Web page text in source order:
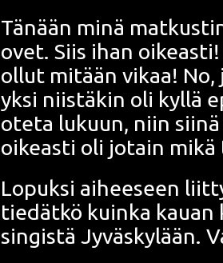
Tänään minä
ovet. Siis ihan
ollut mitään vikaa!
yksi niis­tä­kin oli kyl­lä
ote­ta lukuun, niin
oikeas­ti oli jotain
Lopuk­si aihee­seen
tie­dät­kö kuin­ka
sin­gis­tä Jyväs­ky­lään.